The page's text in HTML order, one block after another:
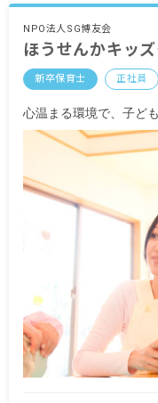
昇
通
処遇
NPO法人SG博友会
ほうせんかキッ
新卒保育士 正社員
心温まる環境で、子ど